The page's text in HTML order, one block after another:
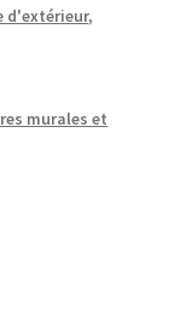
d'extérieur,
murales et